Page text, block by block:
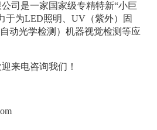
司是一家国家级专精特新“小巨
于为LED照明、UV（紫外）固
动光学检测）机器视觉检测等应
来电咨询我们！